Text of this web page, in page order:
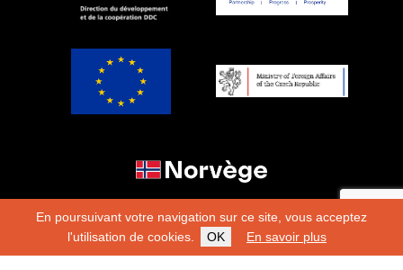
En poursuivant votre navigation sur ce site, vous acceptez
l'utilisation de cookies.
OK En savoir plus